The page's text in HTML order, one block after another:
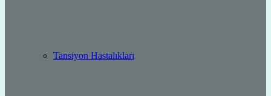
Tansiyon Hastalıkları